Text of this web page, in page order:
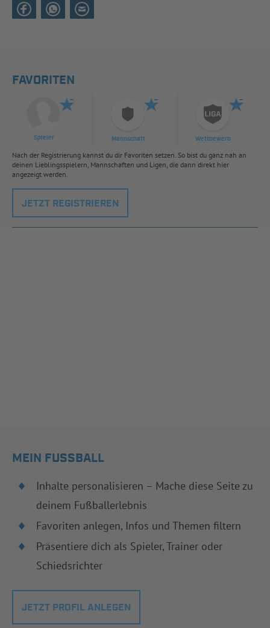
FAVORITEN
Spieler Mannschaft Wettbewerb
Nach der Registrierung kannst du dir Favoriten setzen. So bist du ganz nah an
deinen Lieblingsspielern, Mannschaften und Ligen, die dann direkt hier
angezeigt werden.
JETZT REGISTRIEREN
MEIN FUSSBALL
Inhalte personalisieren – Mache diese Seite zu
deinem Fußballerlebnis
Favoriten anlegen, Infos und Themen filtern
Präsentiere dich als Spieler, Trainer oder
Schiedsrichter
JETZT PROFIL ANLEGEN